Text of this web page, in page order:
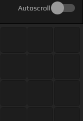
Autoscroll